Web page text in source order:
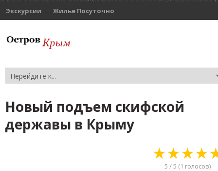
Экскурсии Жилье Посуточно
Новый подъем скифской
державы в Крыму
★★★★
5 /5 (1 голосов)